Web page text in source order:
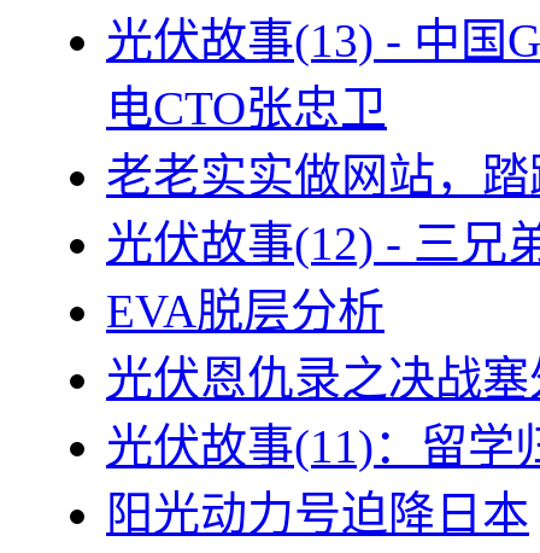
光伏故事(13) - 中国
电CTO张忠卫
老老实实做网站，
光伏故事(12) - 三兄
EVA脱层分析
光伏恩仇录之决战
光伏故事(11)：留学
阳光动力号迫降日本